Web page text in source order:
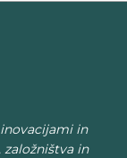
in
in